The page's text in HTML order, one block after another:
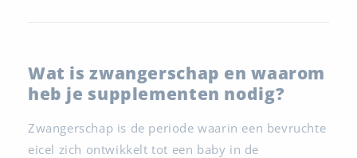
Wat is zwangerschap en waarom
heb je supplementen nodig?
Zwangerschap is de periode waarin een bevruchte
eicel zich ontwikkelt tot een baby in de